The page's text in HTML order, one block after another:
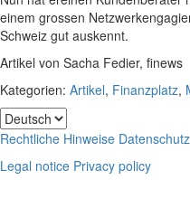
einem grossen
Schweiz gut auskennt.
Artikel von Sacha Fedier, finews
Kategorien: Artikel, Finanzplatz,
Footer
Choose
aRechtliche Hinweise Datenschutz
Legal notice Privacy policy